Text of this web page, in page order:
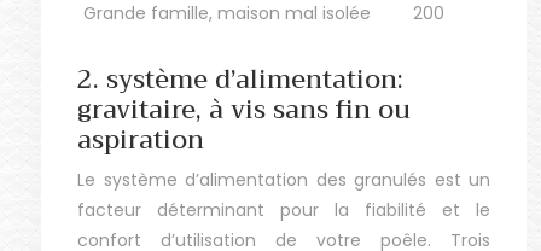
Grande famille, maison mal isolée
200
2. système d’alimentation:
gravitaire, à vis sans fin ou
aspiration
Le système d’alimentation des granulés est un
facteur déterminant pour la fiabilité et le
confort d’utilisation de votre poêle. Trois